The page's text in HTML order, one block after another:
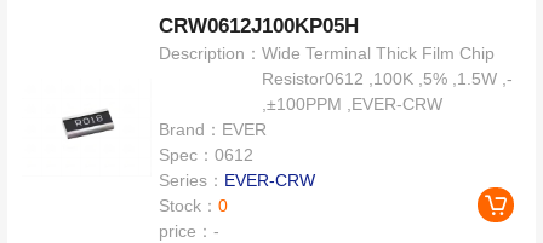
CRW0612J100KP05H
Description：Wide Terminal Thick Film Chip
Resistor0612 ,100K ,5% ,1.5W ,-
,±100PPM ,EVER-CRW
Brand： EVER
Spec：0612
Series： EVER-CRW
Stock：0
price：-